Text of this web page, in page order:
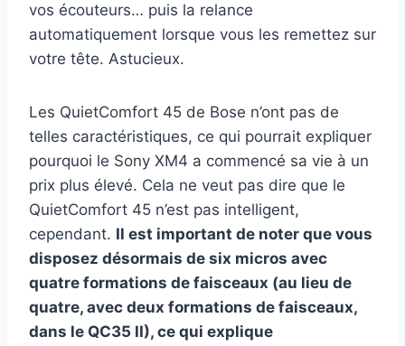
vos écouteurs… puis la relance
automatiquement lorsque vous les remettez sur
votre tête. Astucieux.
Les QuietComfort 45 de Bose n’ont pas de
telles caractéristiques, ce qui pourrait expliquer
pourquoi le Sony XM4 a commencé sa vie à un
prix plus élevé. Cela ne veut pas dire que le
QuietComfort 45 n’est pas intelligent,
cependant. Il est important de noter que vous
disposez désormais de six micros avec
quatre formations de faisceaux (au lieu de
quatre, avec deux formations de faisceaux,
dans le QC35 II), ce qui explique